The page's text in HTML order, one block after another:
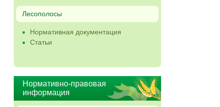
Лесополосы
Нормативная документация
Статьи
Нормативно-правовая
информация